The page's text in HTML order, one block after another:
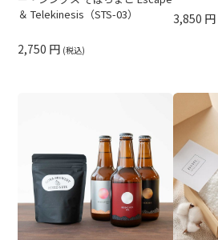
＆ Telekinesis（STS-03）
2,750 円 (税込)
3,850 円